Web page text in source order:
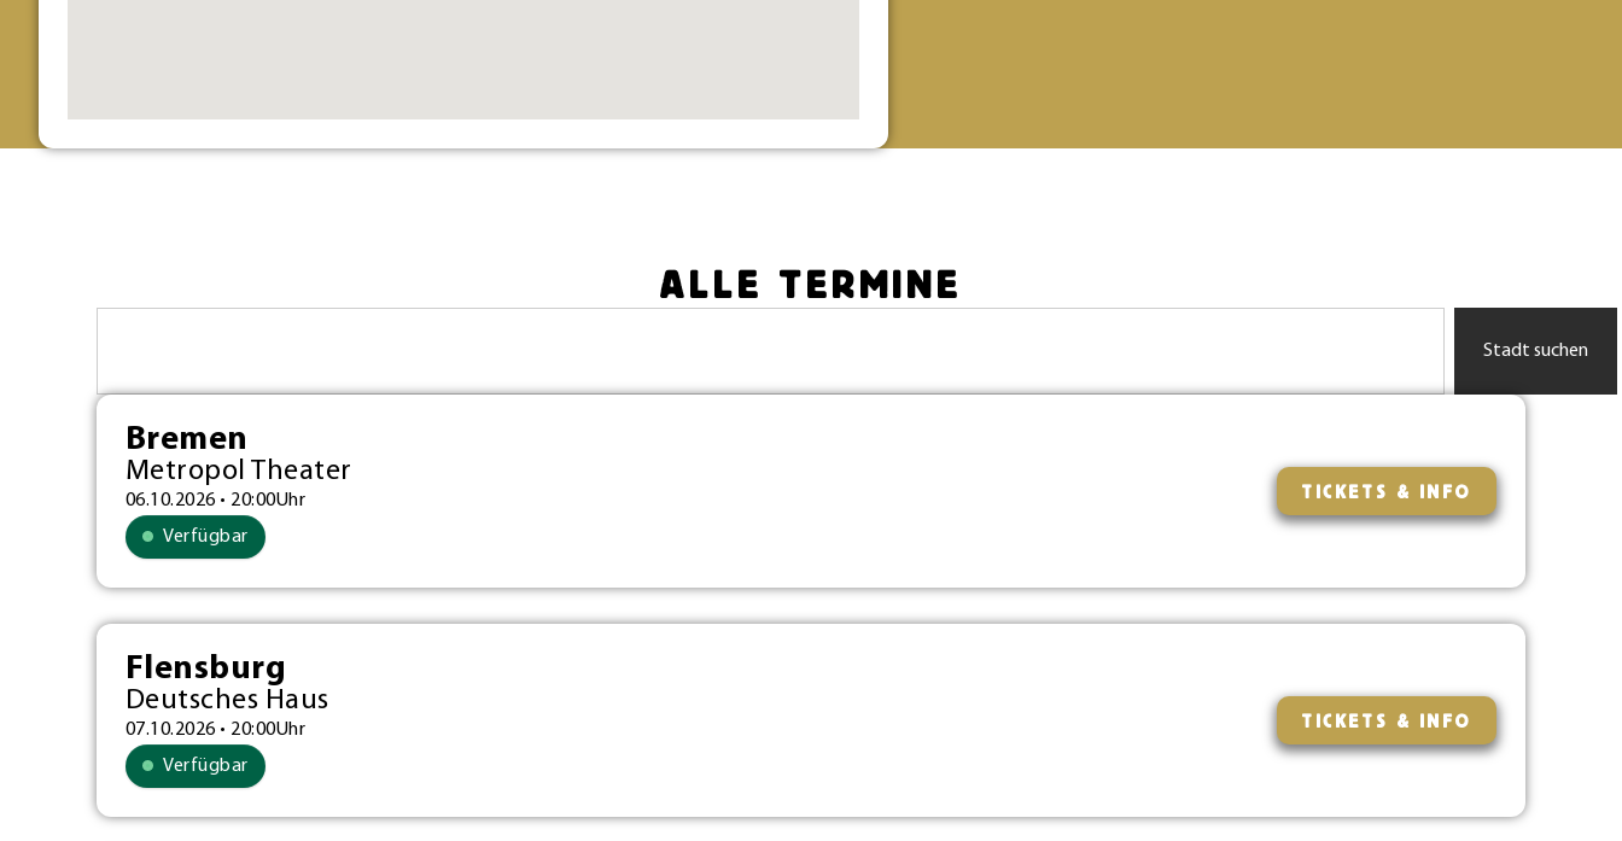
ALLE TERMINE
Stadt suchen
Bremen
Metropol Theater
06.10.2026 • 20:00Uhr
Verfügbar
TICKETS & INFO
Flensburg
Deutsches Haus
07.10.2026 • 20:00Uhr
Verfügbar
TICKETS & INFO